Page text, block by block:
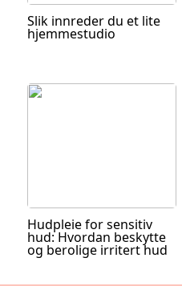
Slik innreder du et lite
hjemmestudio
Hudpleie for sensitiv
hud: Hvordan beskytte
og berolige irritert hud